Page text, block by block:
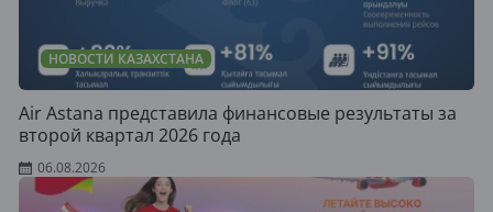
НОВОСТИ КАЗАХСТАНА
Air Astana представила финансовые результаты за
второй квартал 2026 года
06.08.2026